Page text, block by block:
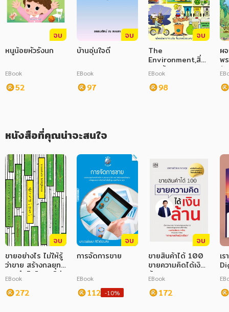
ภาษาศาสตร์
หนังสือเด็ก
การพัฒนาตนเอง
การ์ตูนความรู้ การ์ตูน
จบ
หนูน้อยหัวรังนก
EBook
52
จบ
บ้านอุ่นใจดี
EBook
97
จบ
The
Environment,สิ่ง
แวดล้อม Find the
right name
EBook
98
ผ
พ
(
(
หนังสือที่คุณน่าจะสนใจ
จบ
ขายอย่างไร ไม่ให้รู้
ว่าขาย สร้างกลยุทธ์
การทำเงินโดย "ไม่
ขาย" ให้เกิดขึ้นได้
จริง
EBook
272
จบ
การจัดการขาย
EBook
112 -10%
จบ
ขายสินค้าได้ 100
ขายความคิดได้เงิน
ล้าน
EBook
172
เ
ข
ข